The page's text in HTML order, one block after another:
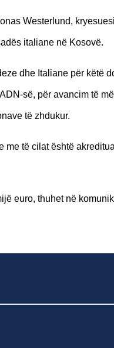
Westerlund,
italiane në Kosovë.
dhe Italiane për këtë
së, për avancim të
të zhdukur.
me të cilat është
euro, thuhet në